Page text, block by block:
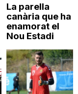
La parella
canària que ha
enamorat el
Nou Estadi